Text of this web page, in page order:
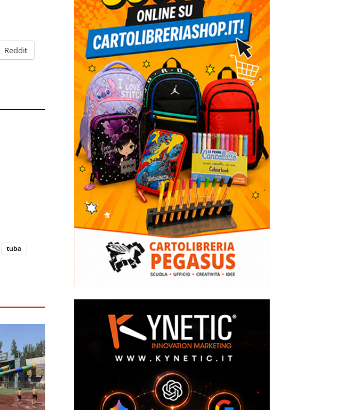
Reddit
tuba